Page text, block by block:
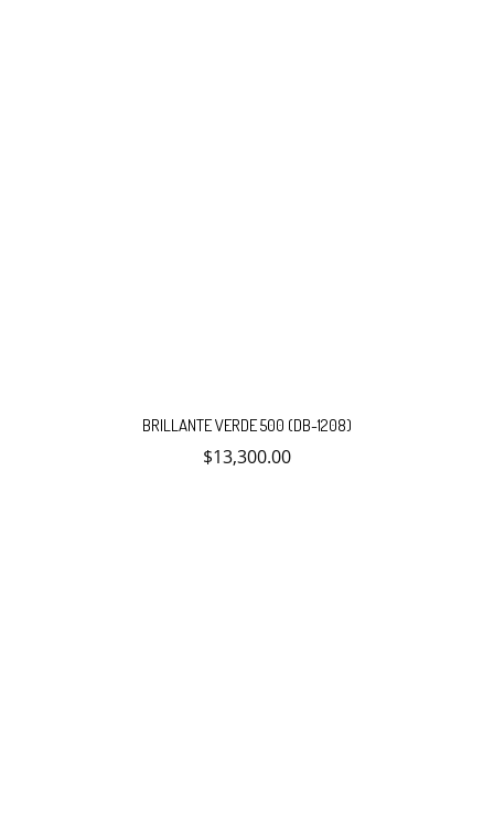
BRILLANTE VERDE 500 (DB-1208)
$13,300.00